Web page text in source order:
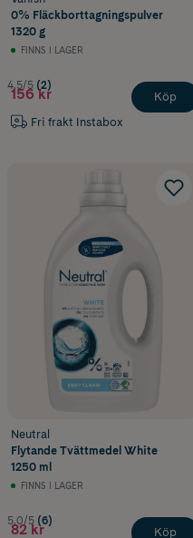
0% Fläckborttagningspulver
1320 g
FINNS I LAGER
4.5/5 (2)
156 kr
Fri frakt Instabox
Köp
Neutral
Flytande Tvättmedel White
1250 ml
FINNS I LAGER
5.0/5 (6)
82 kr Köp